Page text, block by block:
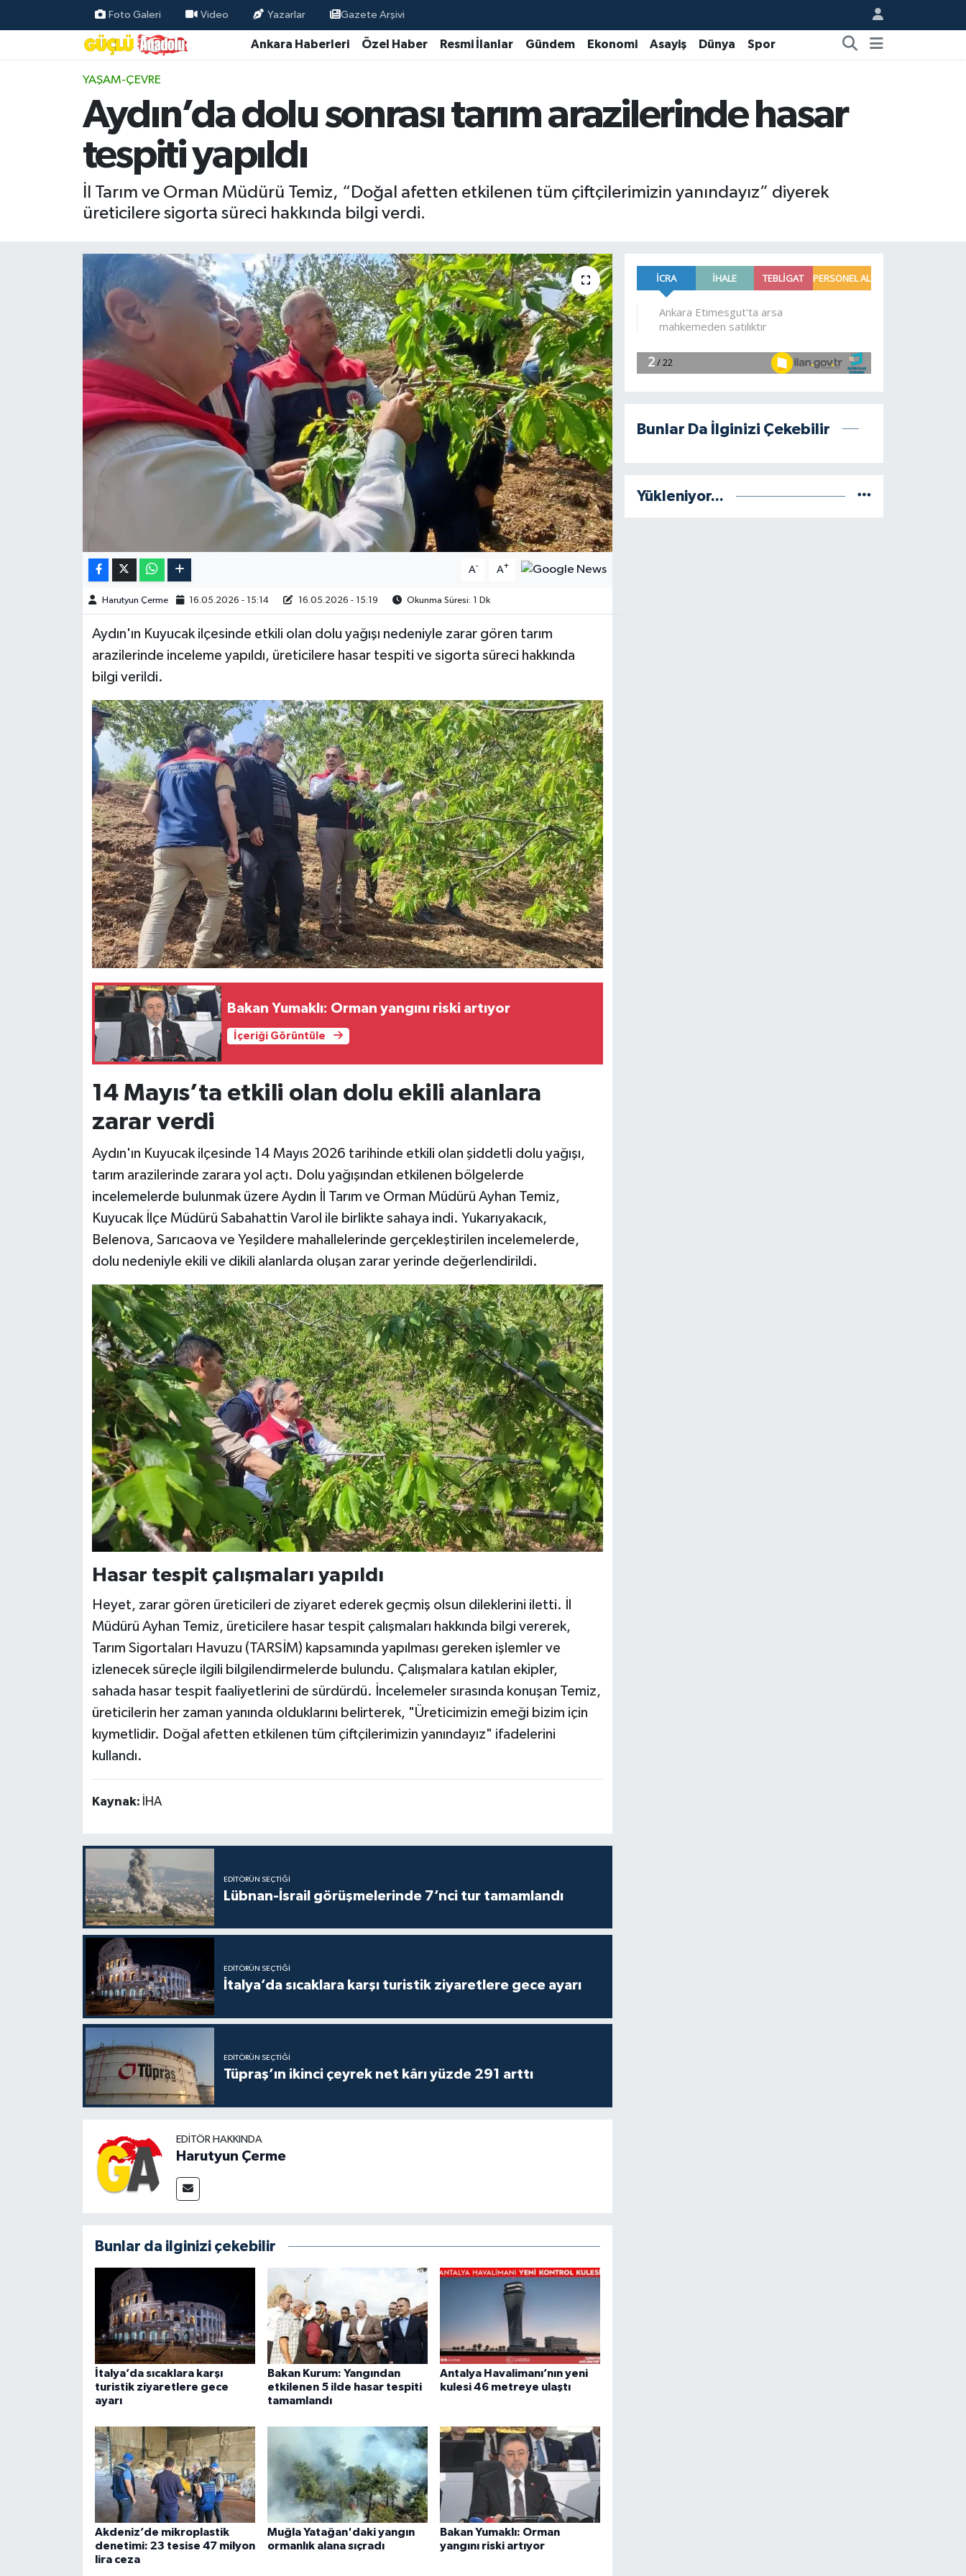
Foto Galeri Video Yazarlar Gazete Arşivi
Ankara Haberleri Özel Haber Resmi İlanlar Gündem Ekonomi Asayiş Dünya Spor
YAŞAM-ÇEVRE
Aydın’da dolu sonrası tarım arazilerinde hasar
tespiti yapıldı
İl Tarım ve Orman Müdürü Temiz, “Doğal afetten etkilenen tüm çiftçilerimizin yanındayız” diyerek
üreticilere sigorta süreci hakkında bilgi verdi.
A- A+
Harutyun Çerme 16.05.2026 - 15:14 16.05.2026 - 15:19 Okunma Süresi: 1 Dk
Aydın'ın Kuyucak ilçesinde etkili olan dolu yağışı nedeniyle zarar gören tarım
arazilerinde inceleme yapıldı, üreticilere hasar tespiti ve sigorta süreci hakkında
bilgi verildi.
Bakan Yumaklı: Orman yangını riski artıyor
İçeriği Görüntüle
14 Mayıs’ta etkili olan dolu ekili alanlara
zarar verdi
Aydın'ın Kuyucak ilçesinde 14 Mayıs 2026 tarihinde etkili olan şiddetli dolu yağışı,
tarım arazilerinde zarara yol açtı. Dolu yağışından etkilenen bölgelerde
incelemelerde bulunmak üzere Aydın İl Tarım ve Orman Müdürü Ayhan Temiz,
Kuyucak İlçe Müdürü Sabahattin Varol ile birlikte sahaya indi. Yukarıyakacık,
Belenova, Sarıcaova ve Yeşildere mahallelerinde gerçekleştirilen incelemelerde,
dolu nedeniyle ekili ve dikili alanlarda oluşan zarar yerinde değerlendirildi.
Hasar tespit çalışmaları yapıldı
Heyet, zarar gören üreticileri de ziyaret ederek geçmiş olsun dileklerini iletti. İl
Müdürü Ayhan Temiz, üreticilere hasar tespit çalışmaları hakkında bilgi vererek,
Tarım Sigortaları Havuzu (TARSİM) kapsamında yapılması gereken işlemler ve
izlenecek süreçle ilgili bilgilendirmelerde bulundu. Çalışmalara katılan ekipler,
sahada hasar tespit faaliyetlerini de sürdürdü. İncelemeler sırasında konuşan Temiz,
üreticilerin her zaman yanında olduklarını belirterek, "Üreticimizin emeği bizim için
kıymetlidir. Doğal afetten etkilenen tüm çiftçilerimizin yanındayız" ifadelerini
kullandı.
Kaynak: İHA
EDITÖRÜN SEÇTIĞI
Lübnan-İsrail görüşmelerinde 7’nci tur tamamlandı
EDITÖRÜN SEÇTIĞI
İtalya’da sıcaklara karşı turistik ziyaretlere gece ayarı
EDITÖRÜN SEÇTIĞI
Tüpraş’ın ikinci çeyrek net kârı yüzde 291 arttı
EDITÖR HAKKINDA
Harutyun Çerme
Bunlar da ilginizi çekebilir
İtalya’da sıcaklara karşı
turistik ziyaretlere gece
ayarı
Bakan Kurum: Yangından
etkilenen 5 ilde hasar tespiti
tamamlandı
Antalya Havalimanı’nın yeni
kulesi 46 metreye ulaştı
Akdeniz’de mikroplastik
denetimi: 23 tesise 47 milyon
lira ceza
Muğla Yatağan'daki yangın
ormanlık alana sıçradı
Bakan Yumaklı: Orman
yangını riski artıyor
Bunlar Da İlginizi Çekebilir
Yükleniyor...
Özel Haber
Resmi İlanlar
Ekonomi
Gündem
Magazin
Burç Yorumları
Kim kimdir?
Kültür Sanat
Teknoloji
Televizyon
Yaşam-Çevre